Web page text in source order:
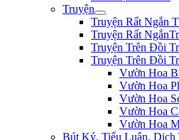
Truyện
Truyện Rất Ngắn
Truyện Rất
Truyện Trên Đồi
Truyện Trên Đồi
Vườn Hoa
Vườn Hoa
Vườn Hoa
Vườn Hoa
Vườn Hoa
Bút Ký, Tiểu Luận, Dịch